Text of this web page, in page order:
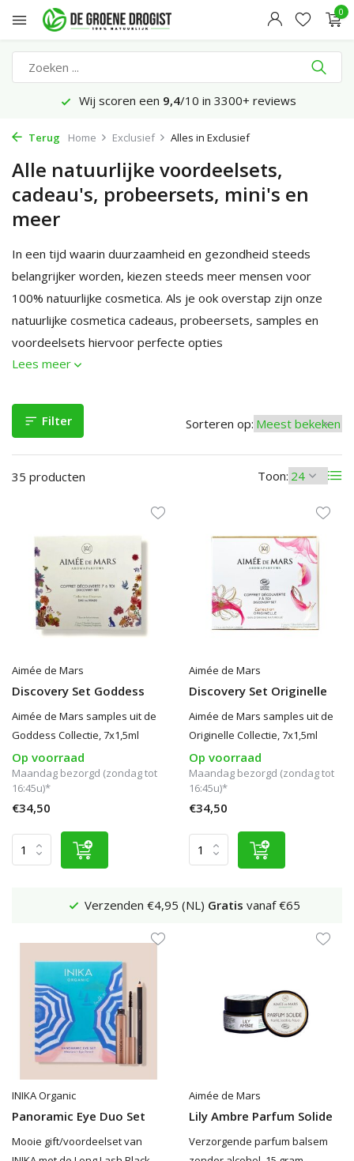
0
Zondag voor 16:45 uur besteld, maandag bezorgd*
Terug Home Exclusief Alles in Exclusief
Alle natuurlijke voordeelsets,
cadeau's, probeersets, mini's en
meer
In een tijd waarin duurzaamheid en gezondheid steeds
belangrijker worden, kiezen steeds meer mensen voor
100% natuurlijke cosmetica. Als je ook overstap zijn onze
natuurlijke cosmetica cadeaus, probeersets, samples en
voordeelsets hiervoor perfecte opties
Lees meer
Filter
35 producten Toon:
Sorteren op:
Aimée de Mars
Discovery Set Goddess
Aimée de Mars samples uit de
Goddess Collectie, 7x1,5ml
Op voorraad
Maandag bezorgd (zondag tot
16:45u)*
€34,50
Aimée de Mars
Discovery Set Originelle
Aimée de Mars samples uit de
Originelle Collectie, 7x1,5ml
Op voorraad
Maandag bezorgd (zondag tot
16:45u)*
€34,50
Verzenden €4,95 (NL) Gratisvanaf €65
INIKA Organic
Panoramic Eye Duo Set
Mooie gift/voordeelset van
Aimée de Mars
Lily Ambre Parfum Solide
Verzorgende parfum balsem